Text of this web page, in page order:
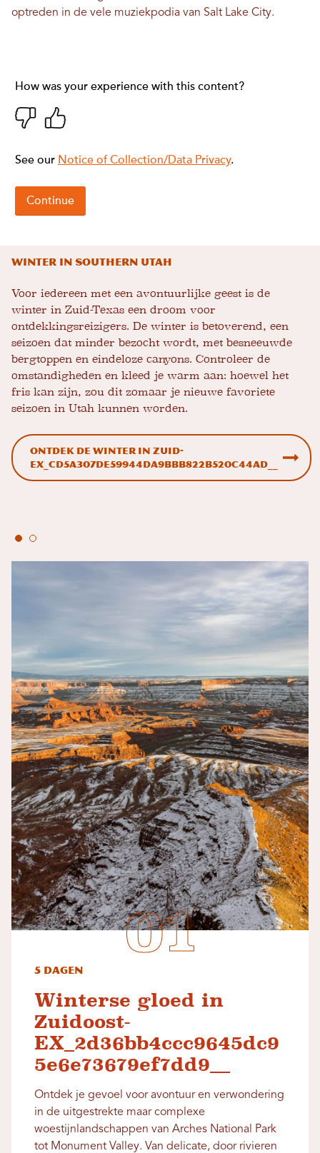
optreden in de vele muziekpodia van Salt Lake City.
Winter in Southern Utah
Voor iedereen met een avontuurlijke geest is de
winter in Zuid-Texas een droom voor
ontdekkingsreizigers. De winter is betoverend, een
seizoen dat minder bezocht wordt, met besneeuwde
bergtoppen en eindeloze canyons. Controleer de
omstandigheden en kleed je warm aan: hoewel het
fris kan zijn, zou dit zomaar je nieuwe favoriete
seizoen in Utah kunnen worden.
Ontdek de winter in Zuid-
EX_cd5a307de59944da9bbb822b520c44ad__
5 dagen
Winterse gloed in
Zuidoost-
EX_2d36bb4ccc9645dc9
5e6e73679ef7dd9__
Ontdek je gevoel voor avontuur en verwondering
in de uitgestrekte maar complexe
woestijnlandschappen van Arches National Park
tot Monument Valley. Van delicate, door rivieren